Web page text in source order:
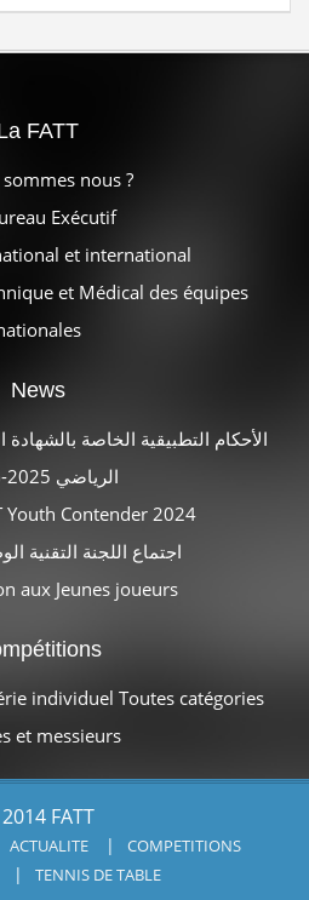
FATT
nous ?
Exécutif
et international
et Médical des équipes
News
الأحكام التطبيقية الخاصة
الرياضي 2025-2026
Youth Contender 2024
اجتماع اللجنة التقنية
aux Jeunes joueurs
individuel Toutes catégories
et messieurs
FATT
ACTUALITE
COMPETITIONS
TENNIS DE TABLE